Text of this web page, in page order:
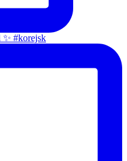
#korejsk